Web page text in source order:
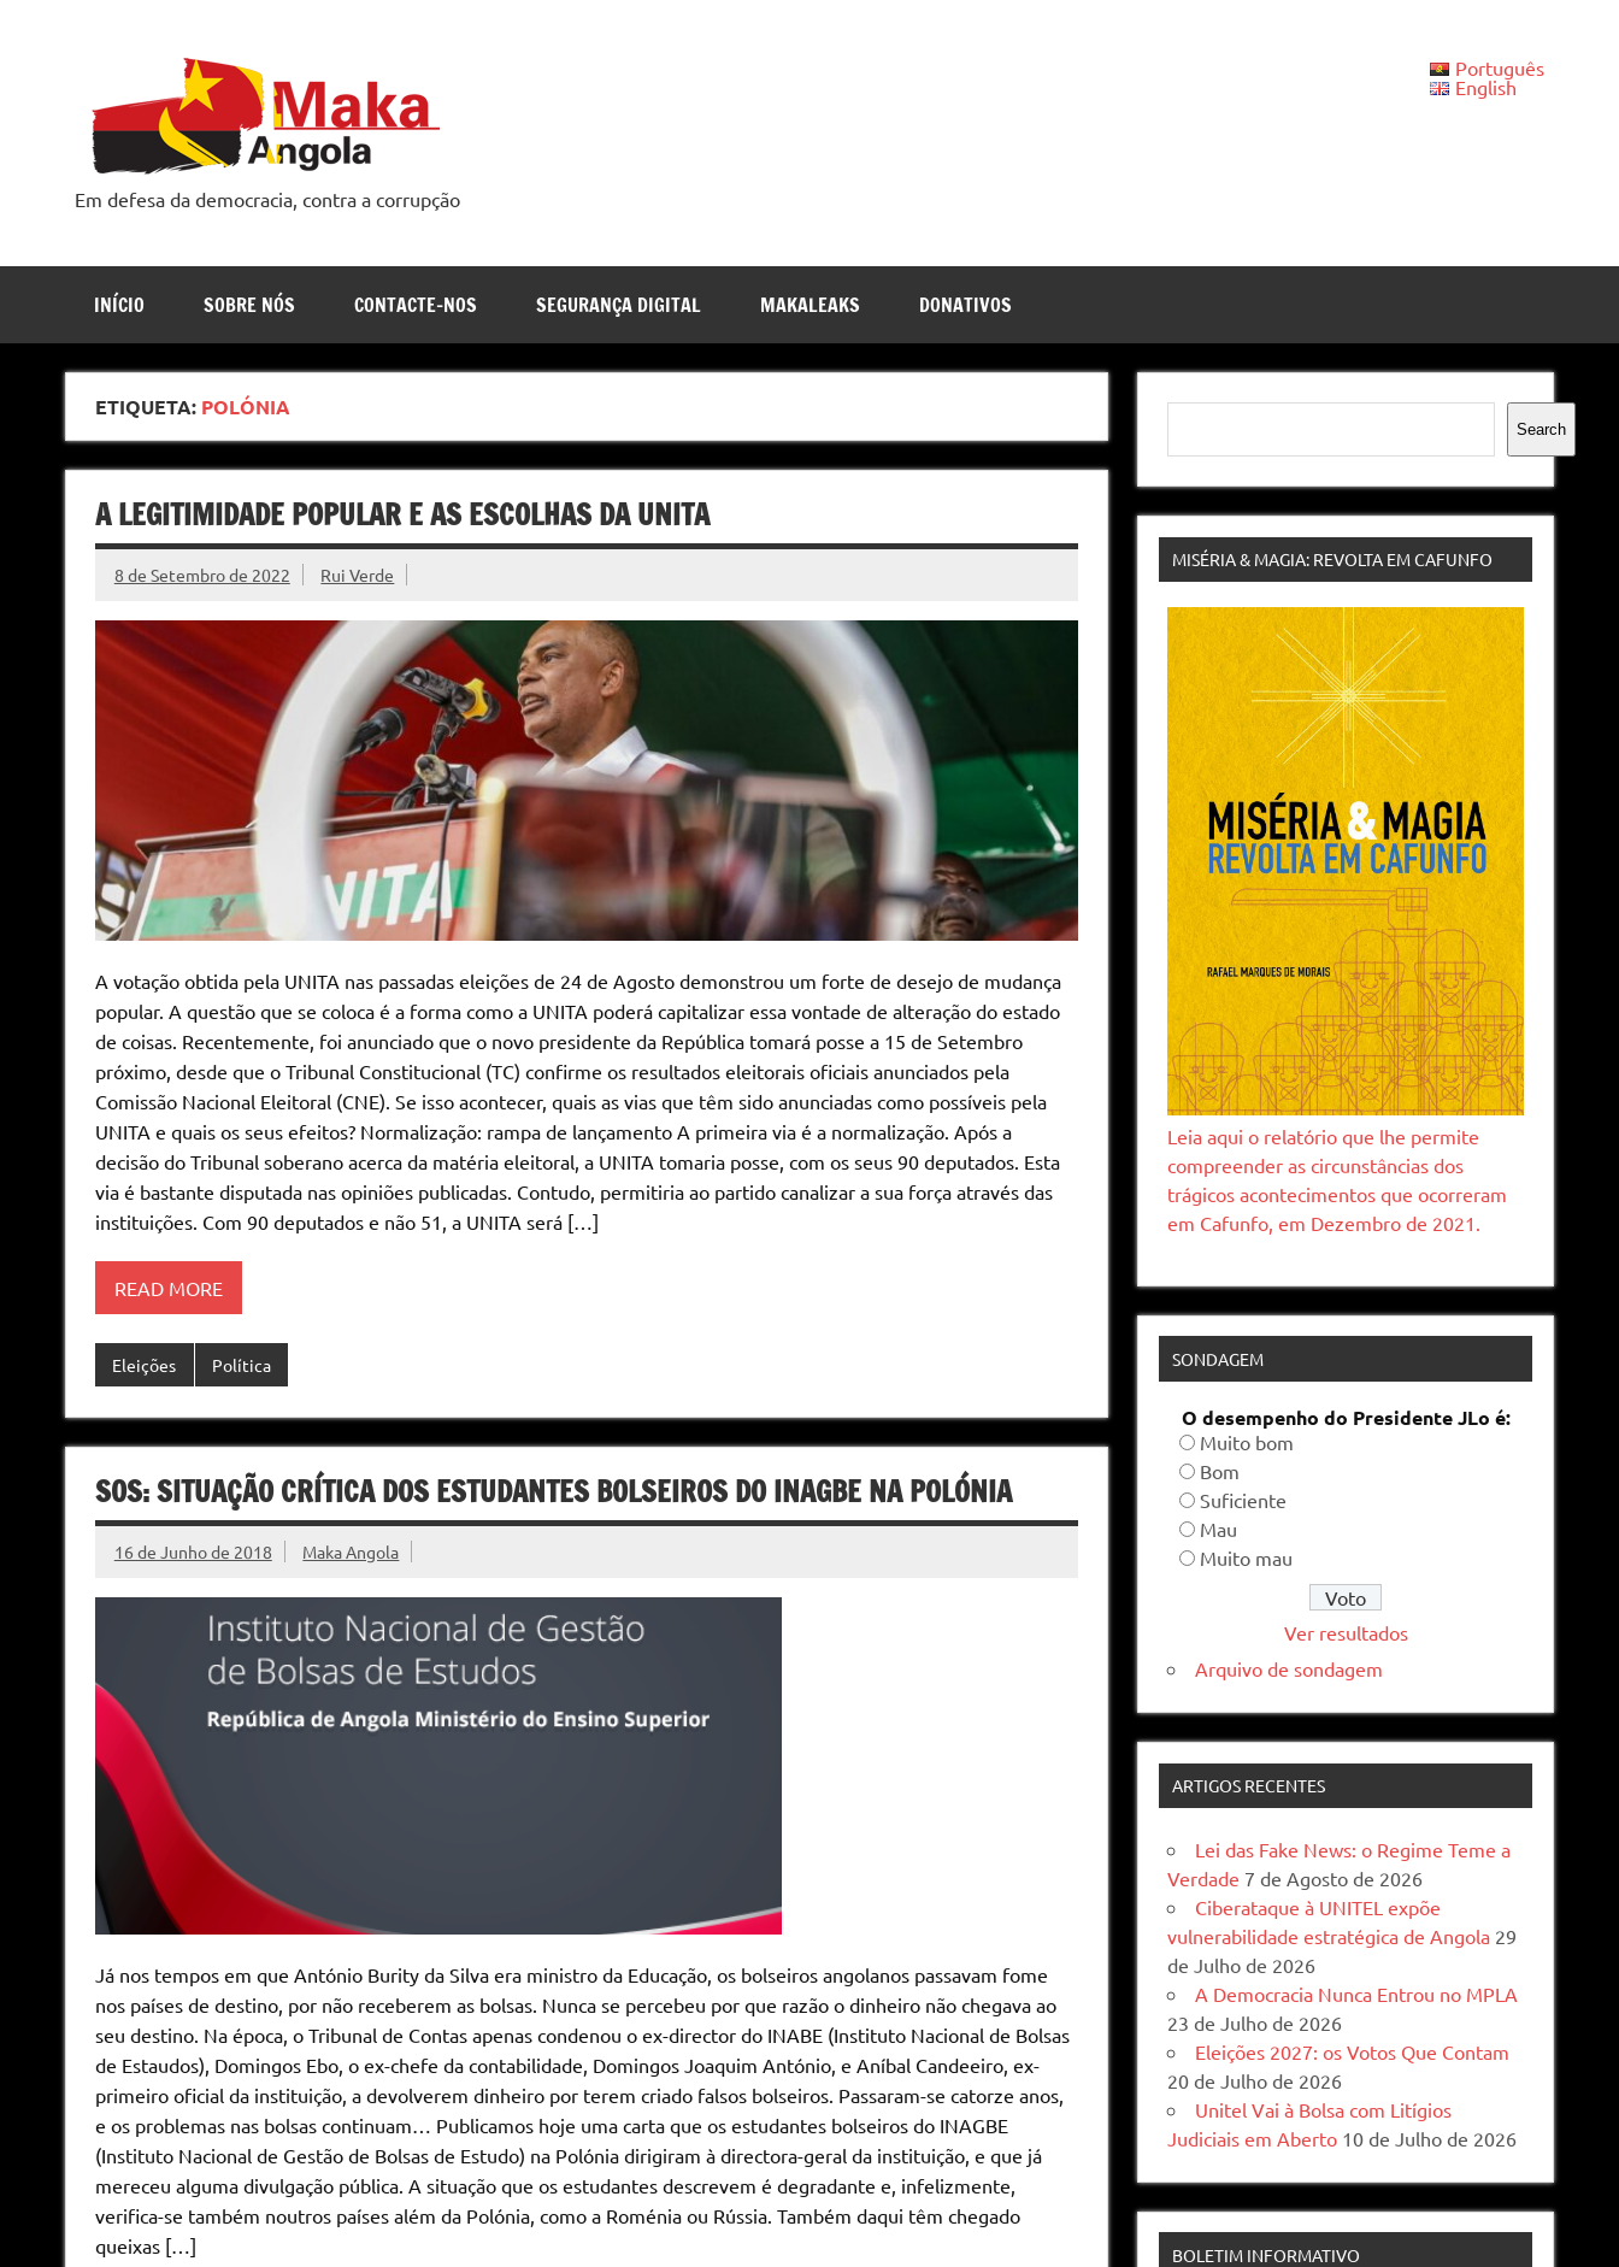
Em defesa da democracia, contra a corrupção
Português
English
INÍCIO SOBRE NÓS CONTACTE-NOS SEGURANÇA DIGITAL MAKALEAKS DONATIVOS
ETIQUETA: POLÓNIA
A LEGITIMIDADE POPULAR E AS ESCOLHAS DA UNITA
8 de Setembro de 2022 Rui Verde
A votação obtida pela UNITA nas passadas eleições de 24 de Agosto demonstrou um forte de desejo de mudança
popular. A questão que se coloca é a forma como a UNITA poderá capitalizar essa vontade de alteração do estado
de coisas. Recentemente, foi anunciado que o novo presidente da República tomará posse a 15 de Setembro
próximo, desde que o Tribunal Constitucional (TC) confirme os resultados eleitorais oficiais anunciados pela
Comissão Nacional Eleitoral (CNE). Se isso acontecer, quais as vias que têm sido anunciadas como possíveis pela
UNITA e quais os seus efeitos? Normalização: rampa de lançamento A primeira via é a normalização. Após a
decisão do Tribunal soberano acerca da matéria eleitoral, a UNITA tomaria posse, com os seus 90 deputados. Esta
via é bastante disputada nas opiniões publicadas. Contudo, permitiria ao partido canalizar a sua força através das
instituições. Com 90 deputados e não 51, a UNITA será […]
READ MORE
Eleições Política
SOS: SITUAÇÃO CRÍTICA DOS ESTUDANTES BOLSEIROS DO INAGBE NA POLÓNIA
16 de Junho de 2018 Maka Angola
Já nos tempos em que António Burity da Silva era ministro da Educação, os bolseiros angolanos passavam fome
nos países de destino, por não receberem as bolsas. Nunca se percebeu por que razão o dinheiro não chegava ao
seu destino. Na época, o Tribunal de Contas apenas condenou o ex-director do INABE (Instituto Nacional de Bolsas
de Estaudos), Domingos Ebo, o ex-chefe da contabilidade, Domingos Joaquim António, e Aníbal Candeeiro, ex-
primeiro oficial da instituição, a devolverem dinheiro por terem criado falsos bolseiros. Passaram-se catorze anos,
e os problemas nas bolsas continuam… Publicamos hoje uma carta que os estudantes bolseiros do INAGBE
(Instituto Nacional de Gestão de Bolsas de Estudo) na Polónia dirigiram à directora-geral da instituição, e que já
mereceu alguma divulgação pública. A situação que os estudantes descrevem é degradante e, infelizmente,
verifica-se também noutros países além da Polónia, como a Roménia ou Rússia. Também daqui têm chegado
queixas […]
Pesquisar
Search
MISÉRIA & MAGIA: REVOLTA EM CAFUNFO
Leia aqui o relatório que lhe permite
compreender as circunstâncias dos
trágicos acontecimentos que ocorreram
em Cafunfo, em Dezembro de 2021.
SONDAGEM
O desempenho do Presidente JLo é:
Muito bom
Bom
Suficiente
Mau
Muito mau
Ver resultados
Arquivo de sondagem
ARTIGOS RECENTES
Lei das Fake News: o Regime Teme a
Verdade 7 de Agosto de 2026
Ciberataque à UNITEL expõe
vulnerabilidade estratégica de Angola 29
de Julho de 2026
A Democracia Nunca Entrou no MPLA
23 de Julho de 2026
Eleições 2027: os Votos Que Contam
20 de Julho de 2026
Unitel Vai à Bolsa com Litígios
Judiciais em Aberto 10 de Julho de 2026
BOLETIM INFORMATIVO